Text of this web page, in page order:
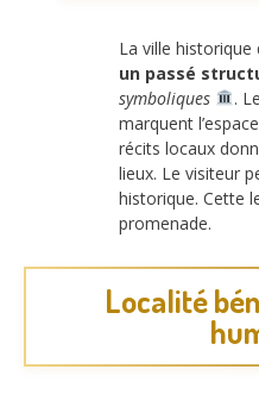
La ville historique
un passé
symboliques
.
marquent
récits locaux
lieux. Le visiteur
historique. Cette
promenade.
Localité